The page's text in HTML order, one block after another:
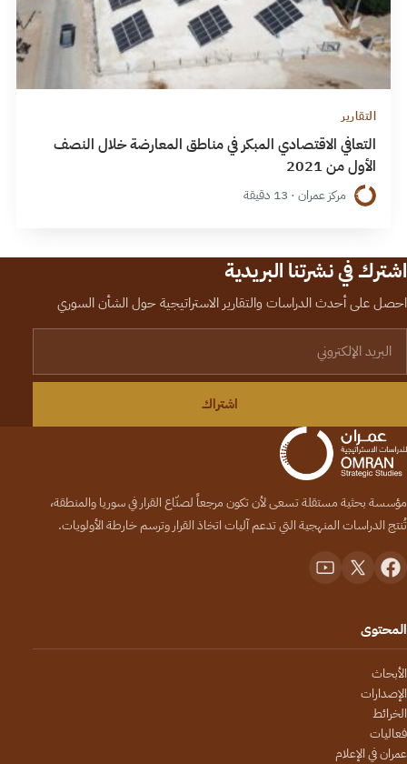
التقارير
التعافي الاقتصادي المبكر في مناطق المعارضة خلال النصف
الأول من 2021
مركز عمران · 13 دقيقة
اشترك في نشرتنا البريدية
احصل على أحدث الدراسات والتقارير الاستراتيجية حول الشأن السوري
اشتراك
مؤسسة بحثية مستقلة تسعى لأن تكون مرجعاً لصنّاع القرار في سوريا والمنطقة،
تُنتج الدراسات المنهجية التي تدعم آليات اتخاذ القرار وترسم خارطة الأولويات.
المحتوى
الأبحاث
الإصدارات
الخرائط
فعاليات
عمران في الإعلام